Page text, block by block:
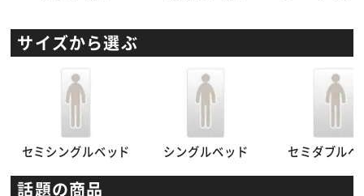
サイズから選ぶ
セミシングルベッド シングルベッド セミダブルベ
話題の商品